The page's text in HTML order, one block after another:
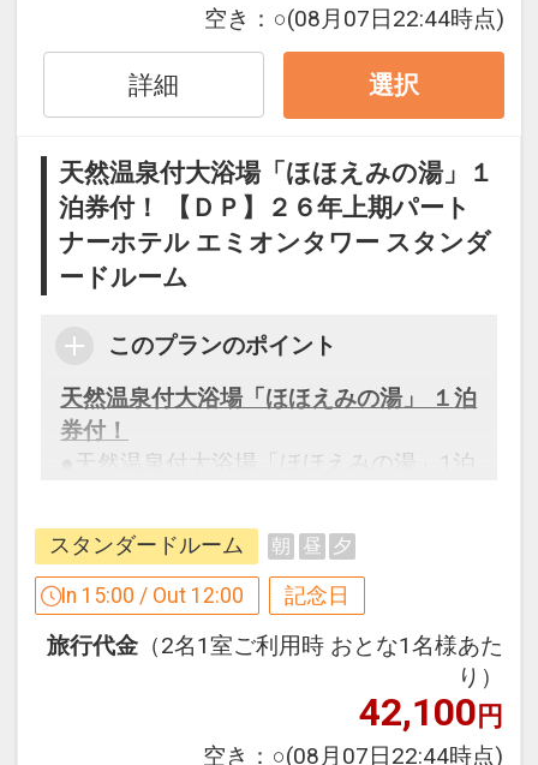
空き： ○(08月07日22:44時点)
詳細 選択
天然温泉付大浴場「ほほえみの湯」１
泊券付！ 【ＤＰ】２６年上期パート
ナーホテル エミオンタワー スタンダ
ードルーム
このプランのポイント
天然温泉付大浴場「ほほえみの湯」 １泊
券付！
●天然温泉付大浴場「ほほえみの湯」1泊
※エミオンスクエアには露天風呂はござ
いません。
※ご入浴の際の注意事項はホテルへお問
※エミオンタワー・エミオンスクエアの
能ですが、建物が離れています。建物間
の移動は部屋着ではできません。
スタンダードルーム 朝 昼 夕
In 15:00 / Out 12:00 記念日
旅行代金 （2名1室ご利用時 おとな1名様あた
り）
42,100円
空き： ○(08月07日22:44時点)